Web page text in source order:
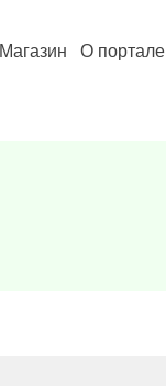
Магазин О портале